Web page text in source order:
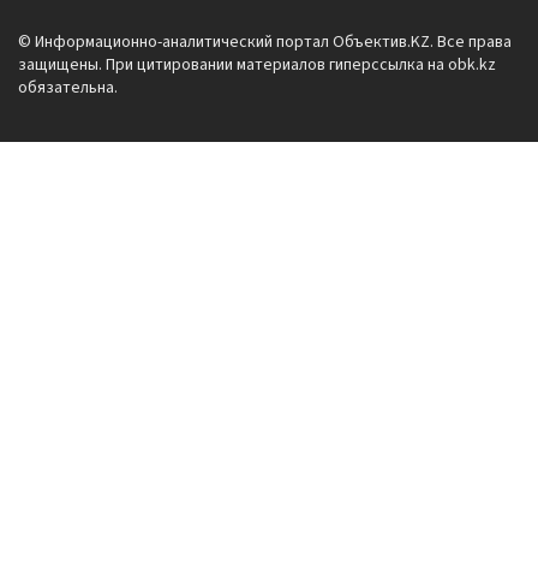
© Информационно-аналитический портал Объектив.KZ. Все права
защищены. При цитировании материалов гиперссылка на obk.kz
обязательна.